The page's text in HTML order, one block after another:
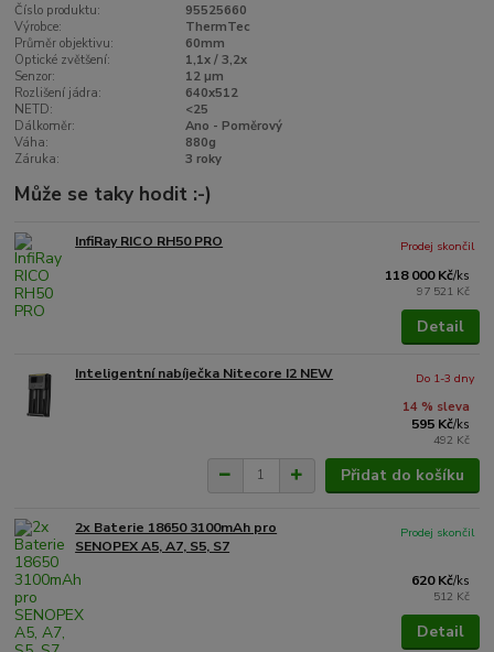
Číslo produktu:
95525660
Výrobce:
ThermTec
Průměr objektivu:
60mm
Optické zvětšení:
1,1x / 3,2x
Senzor:
12 µm
Rozlišení jádra:
640x512
NETD:
<25
Dálkoměr:
Ano - Poměrový
Váha:
880g
Záruka:
3 roky
Může se taky hodit :-)
InfiRay RICO RH50 PRO
118 000 Kč/ks
97 521 Kč
Prodej skončil
Detail
Inteligentní nabíječka Nitecore I2 NEW
14 % sleva
595 Kč/ks
492 Kč
Do 1-3 dny
Přidat do košíku
2x Baterie 18650 3100mAh pro
SENOPEX A5, A7, S5, S7
620 Kč/ks
512 Kč
Prodej skončil
Detail